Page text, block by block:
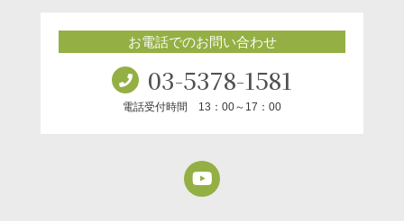
お電話でのお問い合わせ
03-5378-1581
電話受付時間 13：00～17：00